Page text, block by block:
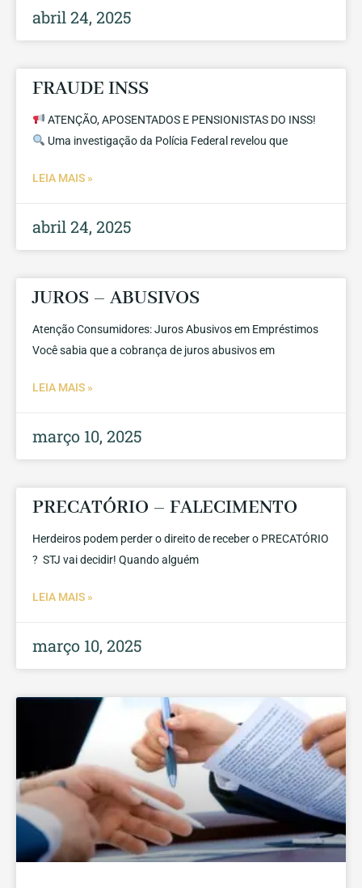
abril 24, 2025
FRAUDE INSS
ATENÇÃO, APOSENTADOS E PENSIONISTAS DO INSS!
Uma investigação da Polícia Federal revelou que
LEIA MAIS »
abril 24, 2025
JUROS – ABUSIVOS
Atenção Consumidores: Juros Abusivos em Empréstimos
Você sabia que a cobrança de juros abusivos em
LEIA MAIS »
março 10, 2025
PRECATÓRIO – FALECIMENTO
Herdeiros podem perder o direito de receber o PRECATÓRIO
? STJ vai decidir! Quando alguém
LEIA MAIS »
março 10, 2025